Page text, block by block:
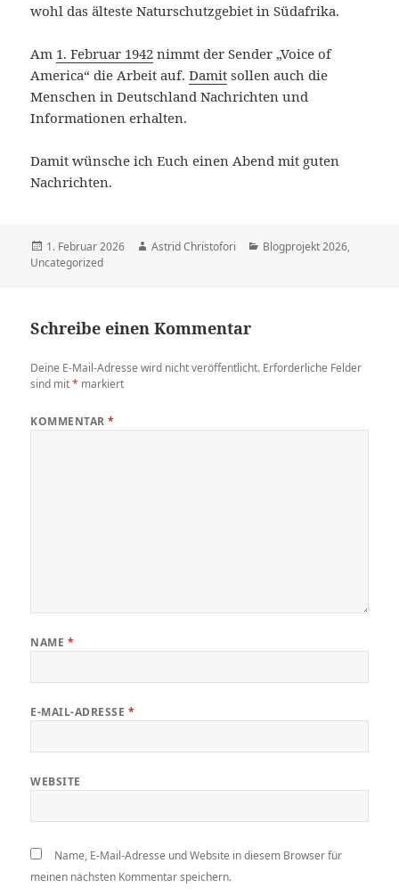
wohl das älteste Naturschutzgebiet in Südafrika.
Am 1. Februar 1942 nimmt der Sender „Voice of
America“ die Arbeit auf.Damit sollen auch die
Menschen in Deutschland Nachrichten und
Informationen erhalten.
Damit wünsche ich Euch einen Abend mit guten
Nachrichten.
Veröffentlicht
am
1. Februar 2026 Autor
Astrid Christofori Kategorien
Blogprojekt 2026,
Uncategorized
Schreibe einen Kommentar
Deine E-Mail-Adresse wird nicht veröffentlicht. Erforderliche Felder
sind mit* markiert
KOMMENTAR*
NAME *
E-MAIL-ADRESSE *
WEBSITE
Name, E-Mail-Adresse und Website in diesem Browser für
meinen nächsten Kommentar speichern.